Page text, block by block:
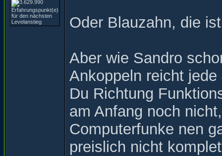
Oder Blauzahn, die
Aber wie Sandro
Ankoppeln reicht
Du Richtung
am Anfang noch
Computerfunke nen
preislich nicht